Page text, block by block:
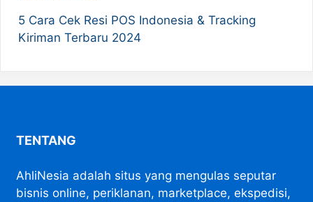
5 Cara Cek Resi POS Indonesia & Tracking
Kiriman Terbaru 2024
TENTANG
AhliNesia adalah situs yang mengulas seputar
bisnis online, periklanan, marketplace, ekspedisi,